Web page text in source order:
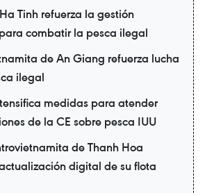
Tinh refuerza la gestión
combatir la pesca ilegal
de An Giang refuerza lucha
ilegal
medidas para atender
de la CE sobre pesca IUU
de Thanh Hoa
digital de su flota